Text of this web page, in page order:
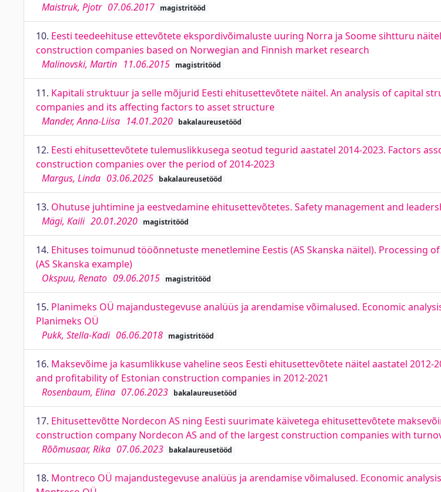
Maistruk, Pjotr 07.06.2017 magistritööd
10. Eesti teedeehituse ettevõtete ekspordivõimaluste uuring Norra ja Soome sihtturu
construction companies based on Norwegian and Finnish market research
Malinovski, Martin 11.06.2015 magistritööd
11. Kapitali struktuur ja selle mõjurid Eesti ehitusettevõtete näitel. An analysis of capital
companies and its affecting factors to asset structure
Mander, Anna-Liisa 14.01.2020 bakalaureusetööd
12. Eesti ehitusettevõtete tulemuslikkusega seotud tegurid aastatel 2014-2023. Factors
construction companies over the period of 2014-2023
Margus, Linda 03.06.2025 bakalaureusetööd
13. Ohutuse juhtimine ja eestvedamine ehitusettevõtetes. Safety management and
Mägi, Kaili 20.01.2020 magistritööd
14. Ehituses toimunud tööõnnetuste menetlemine Eestis (AS Skanska näitel). Processing
(AS Skanska example)
Okspuu, Renato 09.06.2015 magistritööd
15. Planimeks OÜ majandustegevuse analüüs ja arendamise võimalused. Economic
Planimeks OÜ
Pukk, Stella-Kadi 06.06.2018 magistritööd
16. Maksevõime ja kasumlikkuse vaheline seos Eesti ehitusettevõtete näitel aastatel 2012-
and profitability of Estonian construction companies in 2012-2021
Rosenbaum, Elina 07.06.2023 bakalaureusetööd
17. Ehitusettevõtte Nordecon AS ning Eesti suurimate käivetega ehitusettevõtete
construction company Nordecon AS and of the largest construction companies with
Rõõmusaar, Rika 07.06.2023 bakalaureusetööd
18. Montreco OÜ majandustegevuse analüüs ja arendamise võimalused. Economic